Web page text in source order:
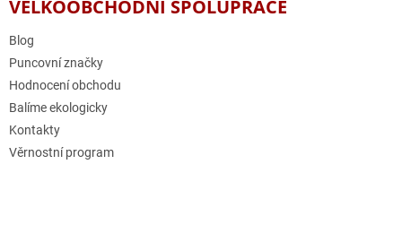
VELKOOBCHODNÍ SPOLUPRÁCE
Blog
Puncovní značky
Hodnocení obchodu
Balíme ekologicky
Kontakty
Věrnostní program